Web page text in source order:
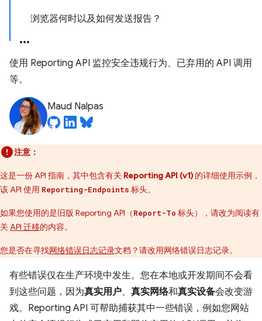
浏览器何时以及如何发送报告？
使用 Reporting API 监控安全违规行为、已弃用的 API 调用
等。
Maud Nalpas
注意：
这是一份 API 指南，其中包含有关 Reporting API (v1) 的详细使用示例，
该 API 使用 Reporting-Endpoints 标头。
如果您使用的是旧版 Reporting API（Report-To 标头），请改为阅读有
关API 迁移的内容。
您是否在寻找网络错误日志记录文档？请改用网络错误日志记录。
有些错误仅在生产环境中发生。您在本地或开发期间不会看
到这些问题，因为真实用户、 真实网络和真实设备会改变游
戏。Reporting API 可帮助捕获其中一些错误，例如您网站